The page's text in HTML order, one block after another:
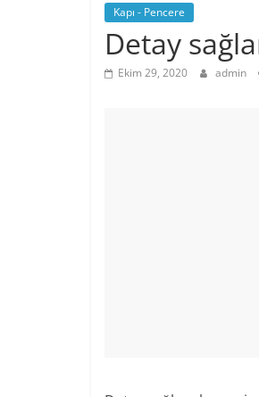
Kapı - Pencere
Detay
Ekim 29, 2020 admin